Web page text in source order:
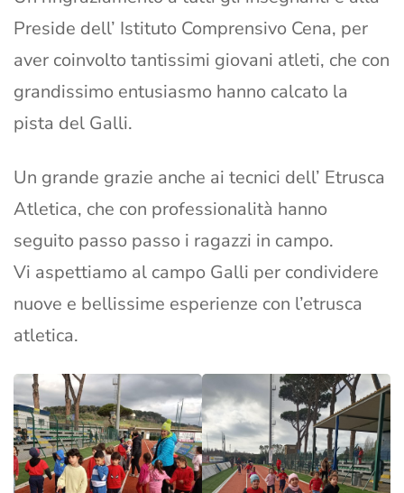
Preside dell’ Istituto Comprensivo Cena, per
aver coinvolto tantissimi giovani atleti, che con
grandissimo entusiasmo hanno calcato la
pista del Galli.
Un grande grazie anche ai tecnici dell’ Etrusca
Atletica, che con professionalità hanno
seguito passo passo i ragazzi in campo.
Vi aspettiamo al campo Galli per condividere
nuove e bellissime esperienze con l’etrusca
atletica.